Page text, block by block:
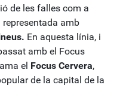
de les falles com a
amb
En aquesta línia, i
amb el Focus
el Focus Cervera,
de la capital de la